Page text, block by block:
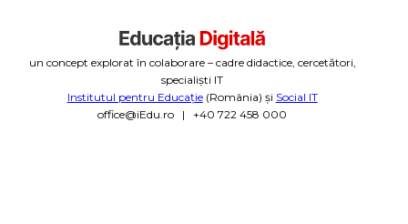
un concept explorat în colaborare – cadre didactice, cercetători,
specialiști IT
Institutul pentru Educație(România) și Social IT
office@iEdu.ro | +40 722 458 000